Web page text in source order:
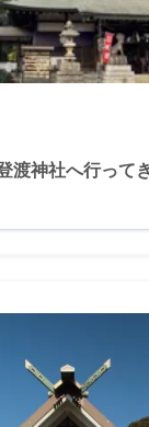
渡神社へ行って